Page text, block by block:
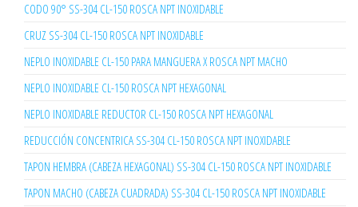
CODO 90° SS-304 CL-150 ROSCA NPT INOXIDABLE
CRUZ SS-304 CL-150 ROSCA NPT INOXIDABLE
NEPLO INOXIDABLE CL-150 PARA MANGUERA X ROSCA NPT MACHO
NEPLO INOXIDABLE CL-150 ROSCA NPT HEXAGONAL
NEPLO INOXIDABLE REDUCTOR CL-150 ROSCA NPT HEXAGONAL
REDUCCIÓN CONCENTRICA SS-304 CL-150 ROSCA NPT INOXIDABLE
TAPON HEMBRA (CABEZA HEXAGONAL) SS-304 CL-150 ROSCA NPT INOXIDABLE
TAPON MACHO (CABEZA CUADRADA) SS-304 CL-150 ROSCA NPT INOXIDABLE